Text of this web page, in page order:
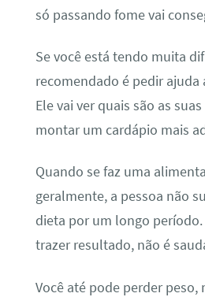
só passando fome vai
Se você está tendo muita
recomendado é pedir
Ele vai ver quais são as
montar um cardápio mais
Quando se faz uma
geralmente, a pessoa não
dieta por um longo
trazer resultado, não é
Você até pode perder peso,